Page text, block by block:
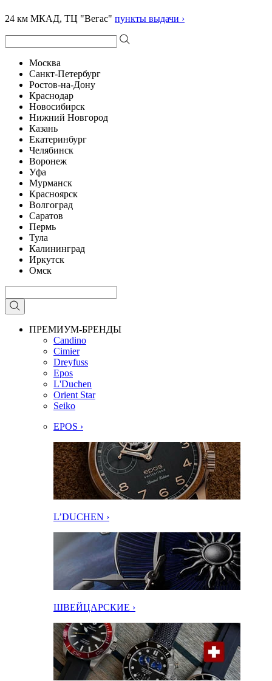
24 км МКАД, ТЦ "Вегас" пункты выдачи ›
Москва
Санкт-Петербург
Ростов-на-Дону
Краснодар
Новосибирск
Нижний Новгород
Казань
Екатеринбург
Челябинск
Воронеж
Уфа
Мурманск
Красноярск
Волгоград
Саратов
Пермь
Тула
Калининград
Иркутск
Омск
ПРЕМИУМ-БРЕНДЫ
Candino
Cimier
Dreyfuss
Epos
L'Duchen
Orient Star
Seiko
EPOS ›
L’DUCHEN ›
ШВЕЙЦАРСКИЕ ›